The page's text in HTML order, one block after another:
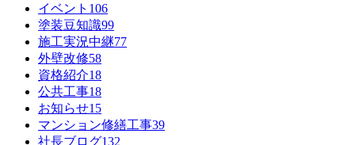
イベント 106
塗装豆知識99
施工実況中継77
外壁改修58
資格紹介18
公共工事18
お知らせ15
マンション修繕工事39
社長ブログ132